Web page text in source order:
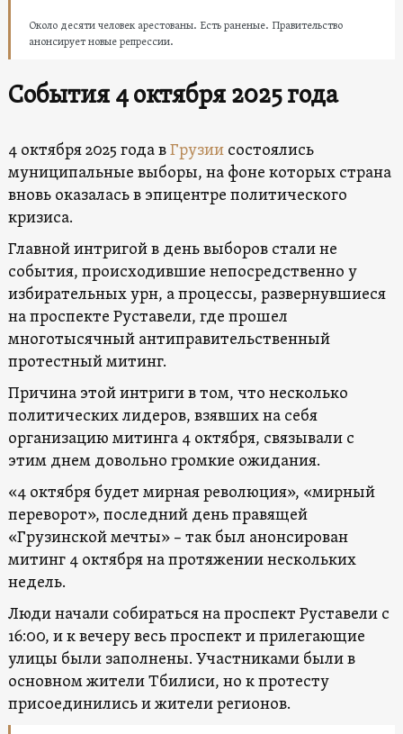
Около десяти человек арестованы. Есть раненые. Правительство
анонсирует новые репрессии.
События 4 октября 2025 года
4 октября 2025 года вГрузиисостоялись
муниципальные выборы, на фоне которых страна
вновь оказалась в эпицентре политического
кризиса.
Главной интригой в день выборов стали не
события, происходившие непосредственно у
избирательных урн, а процессы, развернувшиеся
на проспекте Руставели, где прошел
многотысячный антиправительственный
протестный митинг.
Причина этой интриги в том, что несколько
политических лидеров, взявших на себя
организацию митинга 4 октября, связывали с
этим днем ​​довольно громкие ожидания.
«4 октября будет мирная революция», «мирный
переворот», последний день правящей
«Грузинской мечты» – так был анонсирован
митинг 4 октября на протяжении нескольких
недель.
Люди начали собираться на проспект Руставели с
16:00, и к вечеру весь проспект и прилегающие
улицы были заполнены. Участниками были в
основном жители Тбилиси, но к протесту
присоединились и жители регионов.